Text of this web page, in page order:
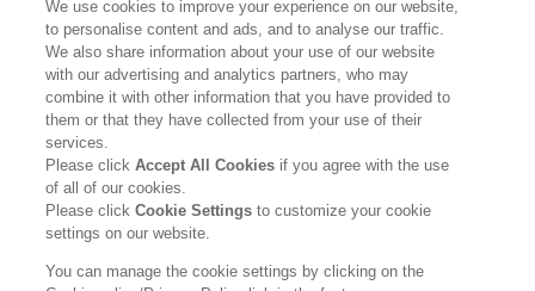
製品検索
お問い合わせ
新着情報
ご利用条件
花王グループのグローバル個人情報保護方針
花王ケミカル事業部門における個人情報の利用目的
We use cookies to improve your experience on our website,
to personalise content and ads, and to analyse our traffic.
We also share information about your use of our website
with our advertising and analytics partners, who may
combine it with other information that you have provided to
them or that they have collected from your use of their
services.
Please clickAccept All Cookies if you agree with the use
of all of our cookies.
Please clickCookie Settingsto customize your cookie
settings on our website.
You can manage the cookie settings by clicking on the